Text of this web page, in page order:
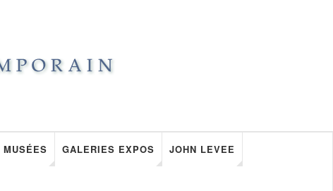
MUSÉES GALERIES EXPOS JOHN LEVEE